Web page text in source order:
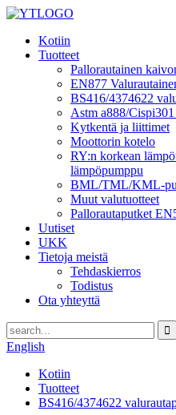
Kotiin
Tuotteet
Pallorautainen
EN877
BS416/4374622
Astm a888/
Kytkentä ja liittimet
Moottorin kotelo
RY:n korkean
lämpöpumppu
BML/TML/KML-
Muut valutuotteet
Pallorautaputket
Uutiset
UKK
Tietoja meistä
Tehdaskierros
Todistus
Ota yhteyttä
English
Kotiin
Tuotteet
BS416/4374622